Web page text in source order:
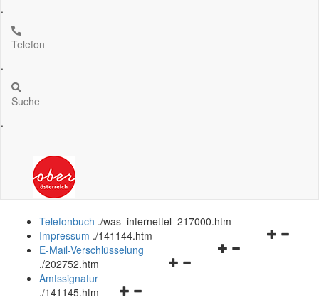
.
Telefon
.
Suche
.
Telefonbuch ./was_internettel_217000.htm
Navigationsmenü
Impressum ./141144.htm
Navigationsmenü
E-Mail-Verschlüsselung
./202752.htm
Navigationsmenü
Amtssignatur
./141145.htm